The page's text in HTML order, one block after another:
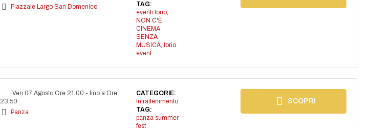
Piazzale Largo San Domenico
TAG:
eventi forio,
NON C'È
CINEMA
SENZA
MUSICA, forio
event
Ven 07 Agosto Ore 21:00 - fino a Ore
23:50
Panza
CATEGORIE:
Intrattenimento
TAG:
panza summer
fest
SCOPRI